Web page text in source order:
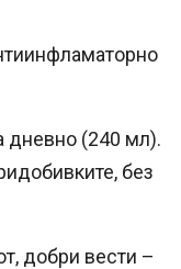
дневно (240 мл).
без
добри вести –